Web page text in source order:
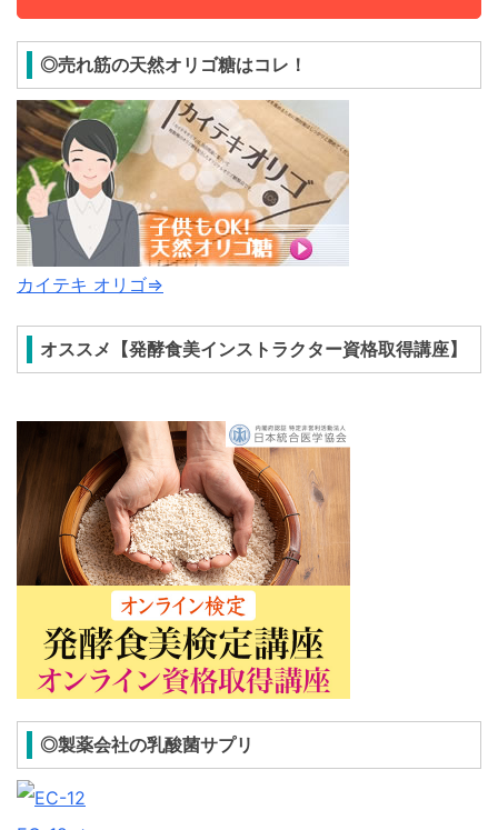
◎売れ筋の天然オリゴ糖はコレ！
カイテキ オリゴ⇒
オススメ【発酵食美インストラクター資格取得講座】
◎製薬会社の乳酸菌サプリ